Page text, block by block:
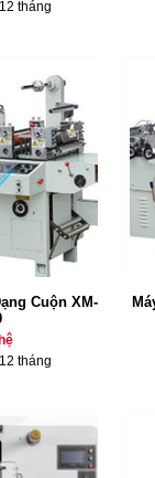
tháng
Cuộn XM-
tháng